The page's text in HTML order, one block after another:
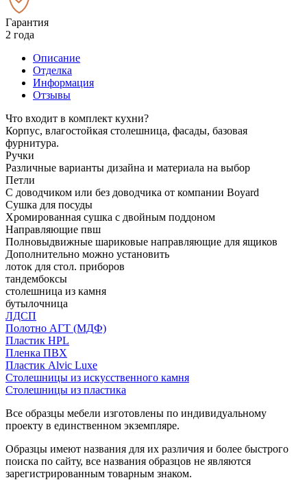
Гарантия
2 года
Описание
Отделка
Информация
Отзывы
Что входит в комплект кухни?
Корпус, влагостойкая столешница, фасады, базовая
фурнитура.
Ручки
Различные варианты дизайна и материала на выбор
Петли
С доводчиком или без доводчика от компании Boyard
Сушка для посуды
Хромированная сушка с двойным поддоном
Направляющие пвш
Полновыдвижные шариковые направляющие для ящиков
Дополнительно можно установить
лоток для стол. приборов
тандембоксы
столешница из камня
бутылочница
ЛДСП
Полотно АГТ (МДФ)
Пластик HPL
Пленка ПВХ
Пластик Alvic Luxe
Столешницы из искусственного камня
Столешницы из пластика
Все образцы мебели изготовлены по индивидуальному
проекту в единственном экземпляре.
Образцы имеют названия для их различия и более быстрого
поиска по сайту, все названия образцов не являются
зарегистрированным товарным знаком.